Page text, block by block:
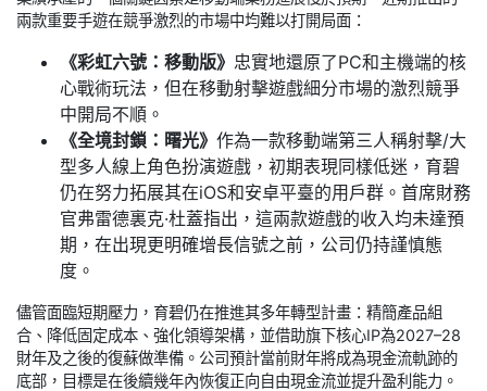
兩款重要手遊在競爭激烈的市場中均難以打開局面：
《彩虹六號：移動版》 忠實地還原了PC和主機端的核
心戰術玩法，但在移動射擊遊戲細分市場的激烈競爭
中開局不順。
《全境封鎖：曙光》 作為一款移動端第三人稱射擊/大
型多人線上角色扮演遊戲，初期表現同樣低迷，育碧
仍在努力拓展其在iOS和安卓平臺的用戶群。首席財務
官弗雷德裏克·杜蓋指出，這兩款遊戲的收入均未達預
期，在出現更明確增長信號之前，公司仍持謹慎態
度。
儘管面臨短期壓力，育碧仍在推進其多年轉型計畫：精簡產品組
合、降低固定成本、強化領導架構，並借助旗下核心IP為2027–28
財年及之後的復蘇做準備。公司預計當前財年將成為現金流軌跡的
底部，目標是在後續幾年內恢復正向自由現金流並提升盈利能力。